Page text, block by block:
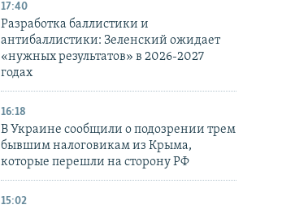
17:40
Разработка баллистики и
антибаллистики: Зеленский ожидает
«нужных результатов» в 2026-2027
годах
16:18
В Украине сообщили о подозрении трем
бывшим налоговикам из Крыма,
которые перешли на сторону РФ
15:02